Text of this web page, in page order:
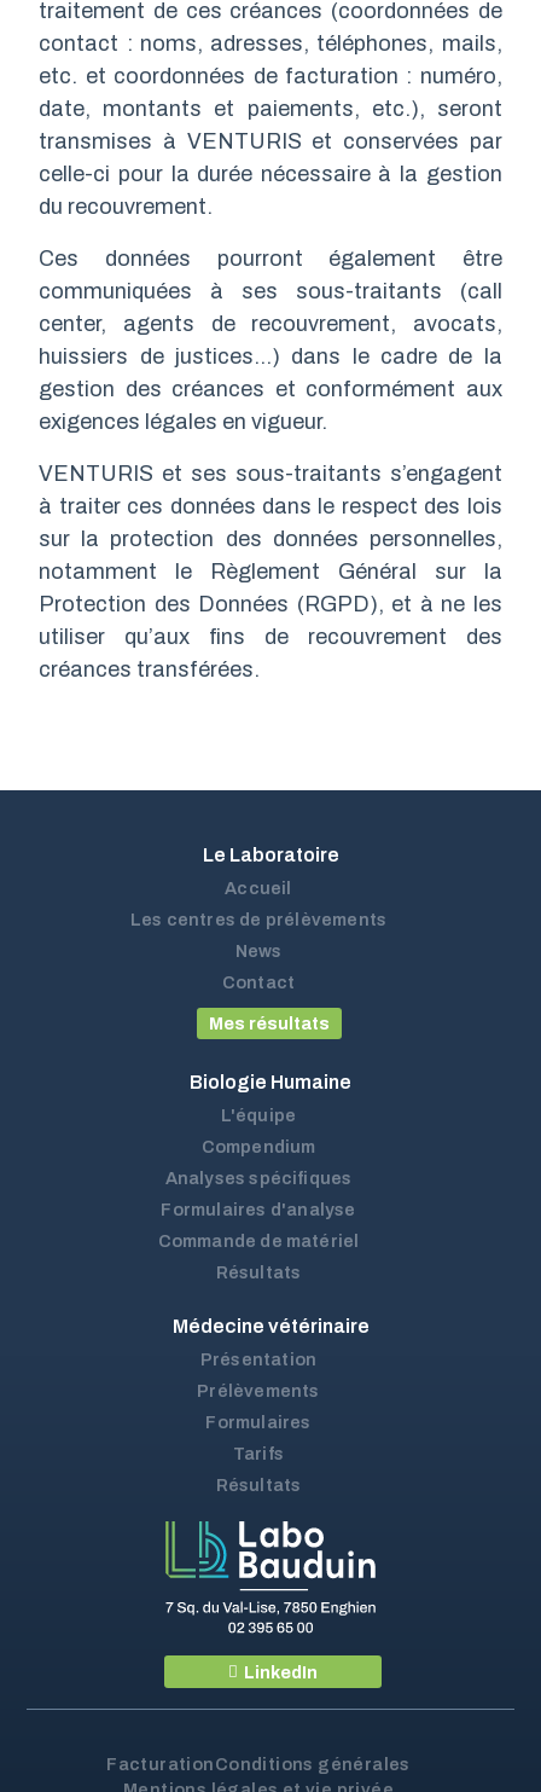
traitement de ces créances (coordonnées de
contact : noms, adresses, téléphones, mails,
etc. et coordonnées de facturation : numéro,
date, montants et paiements, etc.), seront
transmises à VENTURIS et conservées par
celle-ci pour la durée nécessaire à la gestion
du recouvrement.
Ces données pourront également être
communiquées à ses sous-traitants (call
center, agents de recouvrement, avocats,
huissiers de justices…) dans le cadre de la
gestion des créances et conformément aux
exigences légales en vigueur.
VENTURIS et ses sous-traitants s’engagent
à traiter ces données dans le respect des lois
sur la protection des données personnelles,
notamment le Règlement Général sur la
Protection des Données (RGPD), et à ne les
utiliser qu’aux fins de recouvrement des
créances transférées.
Le Laboratoire
Accueil
Les centres de prélèvements
News
Contact
Mes résultats
Biologie Humaine
L'équipe
Compendium
Analyses spécifiques
Formulaires d'analyse
Commande de matériel
Résultats
Médecine vétérinaire
Présentation
Prélèvements
Formulaires
Tarifs
Résultats
LinkedIn
FacturationConditions générales